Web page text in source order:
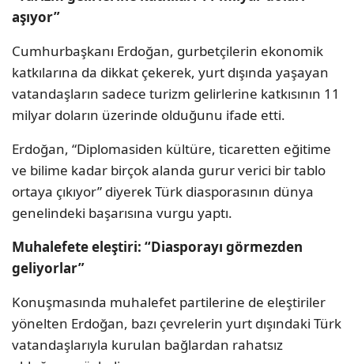
aşıyor”
Cumhurbaşkanı Erdoğan, gurbetçilerin ekonomik
katkılarına da dikkat çekerek, yurt dışında yaşayan
vatandaşların sadece turizm gelirlerine katkısının 11
milyar doların üzerinde olduğunu ifade etti.
Erdoğan, “Diplomasiden kültüre, ticaretten eğitime
ve bilime kadar birçok alanda gurur verici bir tablo
ortaya çıkıyor” diyerek Türk diasporasının dünya
genelindeki başarısına vurgu yaptı.
Muhalefete eleştiri: “Diasporayı görmezden
geliyorlar”
Konuşmasında muhalefet partilerine de eleştiriler
yönelten Erdoğan, bazı çevrelerin yurt dışındaki Türk
vatandaşlarıyla kurulan bağlardan rahatsız